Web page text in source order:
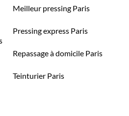
Meilleur pressing Paris
Pressing express Paris
Repassage à domicile Paris
Teinturier Paris